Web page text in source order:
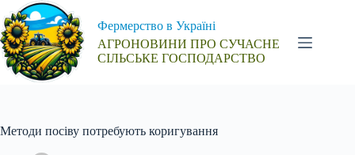
Перейти
до
вмісту
Фермерство в Україні
АГРОНОВИНИ ПРО СУЧАСНЕ
СІЛЬСЬКЕ ГОСПОДАРСТВО
Методи посіву потребують коригування